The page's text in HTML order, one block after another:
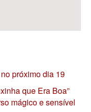
próximo dia 19
que Era Boa”
mágico e sensível